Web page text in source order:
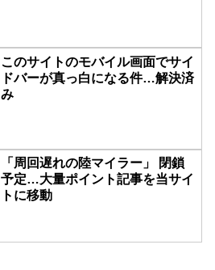
このサイトのモバイル画面でサイ
ドバーが真っ白になる件…解決済
み
「周回遅れの陸マイラー」 閉鎖
予定…大量ポイント記事を当サイ
トに移動